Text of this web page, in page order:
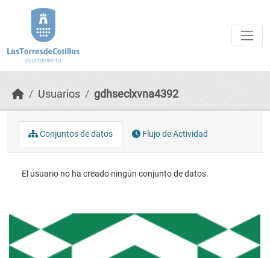
Usuarios gdhseclxvna4392
Conjuntos de datos Flujo de Actividad
El usuario no ha creado ningún conjunto de datos.